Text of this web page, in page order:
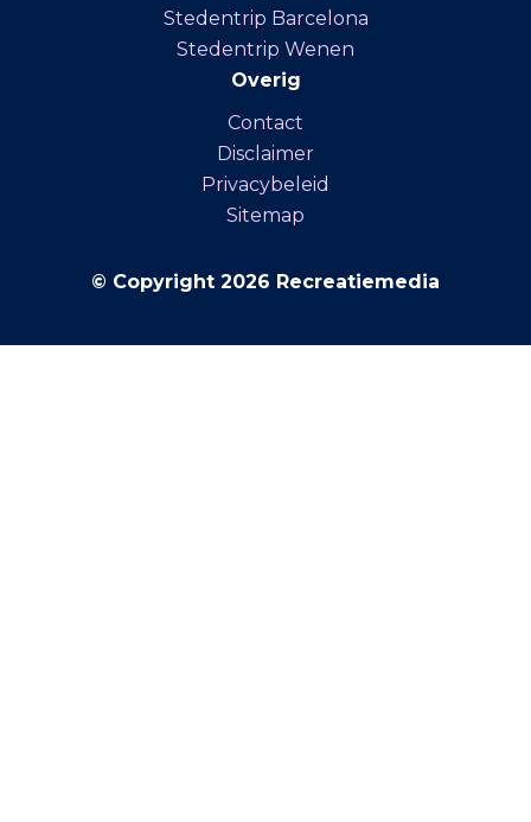
Stedentrip Barcelona
Stedentrip Wenen
Overig
Contact
Disclaimer
Privacybeleid
Sitemap
© Copyright 2026 Recreatiemedia